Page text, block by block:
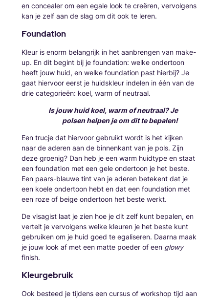
en concealer om een egale look te creëren, vervolgens
kan je zelf aan de slag om dit ook te leren.
Foundation
Kleur is enorm belangrijk in het aanbrengen van make-
up. En dit begint bij je foundation: welke ondertoon
heeft jouw huid, en welke foundation past hierbij? Je
gaat hiervoor eerst je huidskleur indelen in één van de
drie categorieën: koel, warm of neutraal.
Is jouw huid koel, warm of neutraal? Je
polsen helpen je om dit te bepalen!
Een trucje dat hiervoor gebruikt wordt is het kijken
naar de aderen aan de binnenkant van je pols. Zijn
deze groenig? Dan heb je een warm huidtype en staat
een foundation met een gele ondertoon je het beste.
Een paars-blauwe tint van je aderen betekent dat je
een koele ondertoon hebt en dat een foundation met
een roze of beige ondertoon het beste werkt.
De visagist laat je zien hoe je dit zelf kunt bepalen, en
vertelt je vervolgens welke kleuren je het beste kunt
gebruiken om je huid goed te egaliseren. Daarna maak
je jouw look af met een matte poeder of een glowy
finish.
Kleurgebruik
Ook besteed je tijdens een cursus of workshop tijd aan